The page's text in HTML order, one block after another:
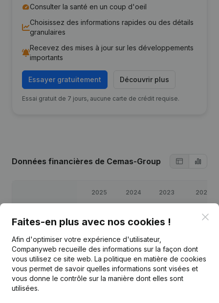
Consulter la santé en un coup d'oeil
Choisissez des informations rapides ou des détails
granulaires
Recevez des mises à jour sur les développements
importants
Essayer gratuitement Découvrir plus
Essai gratuit de 7 jours, aucune carte de crédit requise.
Données financières de Cemas-Group
2025 2024 2023 2022
Bénéfices/pertes -7 428
Capitaux propres €15 402 €8 176 €
10 854 € 11 537 7 543
Faites-en plus avec nos cookies !
Afin d'optimiser votre expérience d'utilisateur,
Companyweb recueille des informations sur la façon dont
vous utilisez ce site web. La politique en matière de cookies
vous permet de savoir quelles informations sont visées et
vous donne le contrôle sur la manière dont elles sont
utilisées.